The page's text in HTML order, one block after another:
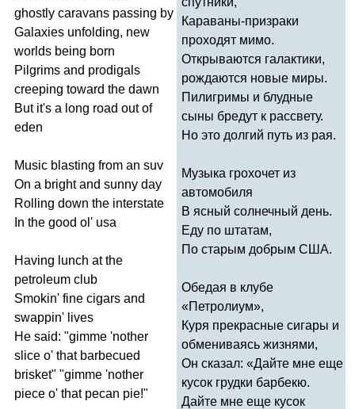
ghostly caravans passing by
Galaxies unfolding, new
worlds being born
Pilgrims and prodigals
creeping toward the dawn
But it's a long road out of
eden
Music blasting from an suv
On a bright and sunny day
Rolling down the interstate
In the good ol' usa
Having lunch at the
petroleum club
Smokin' fine cigars and
swappin' lives
He said: "gimme 'nother
slice o' that barbecued
brisket" "gimme 'nother
piece o' that pecan pie!"
Караваны-призраки
проходят мимо.
Открываются галактики,
рождаются новые миры.
Пилигримы и блудные
сыны бредут к рассвету.
Но это долгий путь из рая.
Музыка грохочет из
автомобиля
В ясный солнечный день.
Еду по штатам,
По старым добрым США.
Обедая в клубе
«Петролиум»,
Куря прекрасные сигары и
обмениваясь жизнями,
Он сказал: «Дайте мне еще
кусок грудки барбекю.
Дайте мне еще кусок